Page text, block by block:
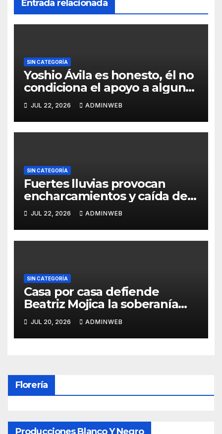
Entrada relacionada
SIN CATEGORÍA
Yoshio Ávila es honesto, él no
condiciona el apoyo a alguna
figura política por una
candidatura
JUL 22, 2026 ADMINWEB
SIN CATEGORÍA
Fuertes lluvias provocan
encharcamientos y caída de
un árbol, sin daños graves en
Acapulco
JUL 22, 2026 ADMINWEB
SIN CATEGORÍA
Casa por casa defiende
Beatriz Mojica la soberanía
nacional en Tlapa
JUL 20, 2026 ADMINWEB
Florería
Producciones Blanco Y Negro